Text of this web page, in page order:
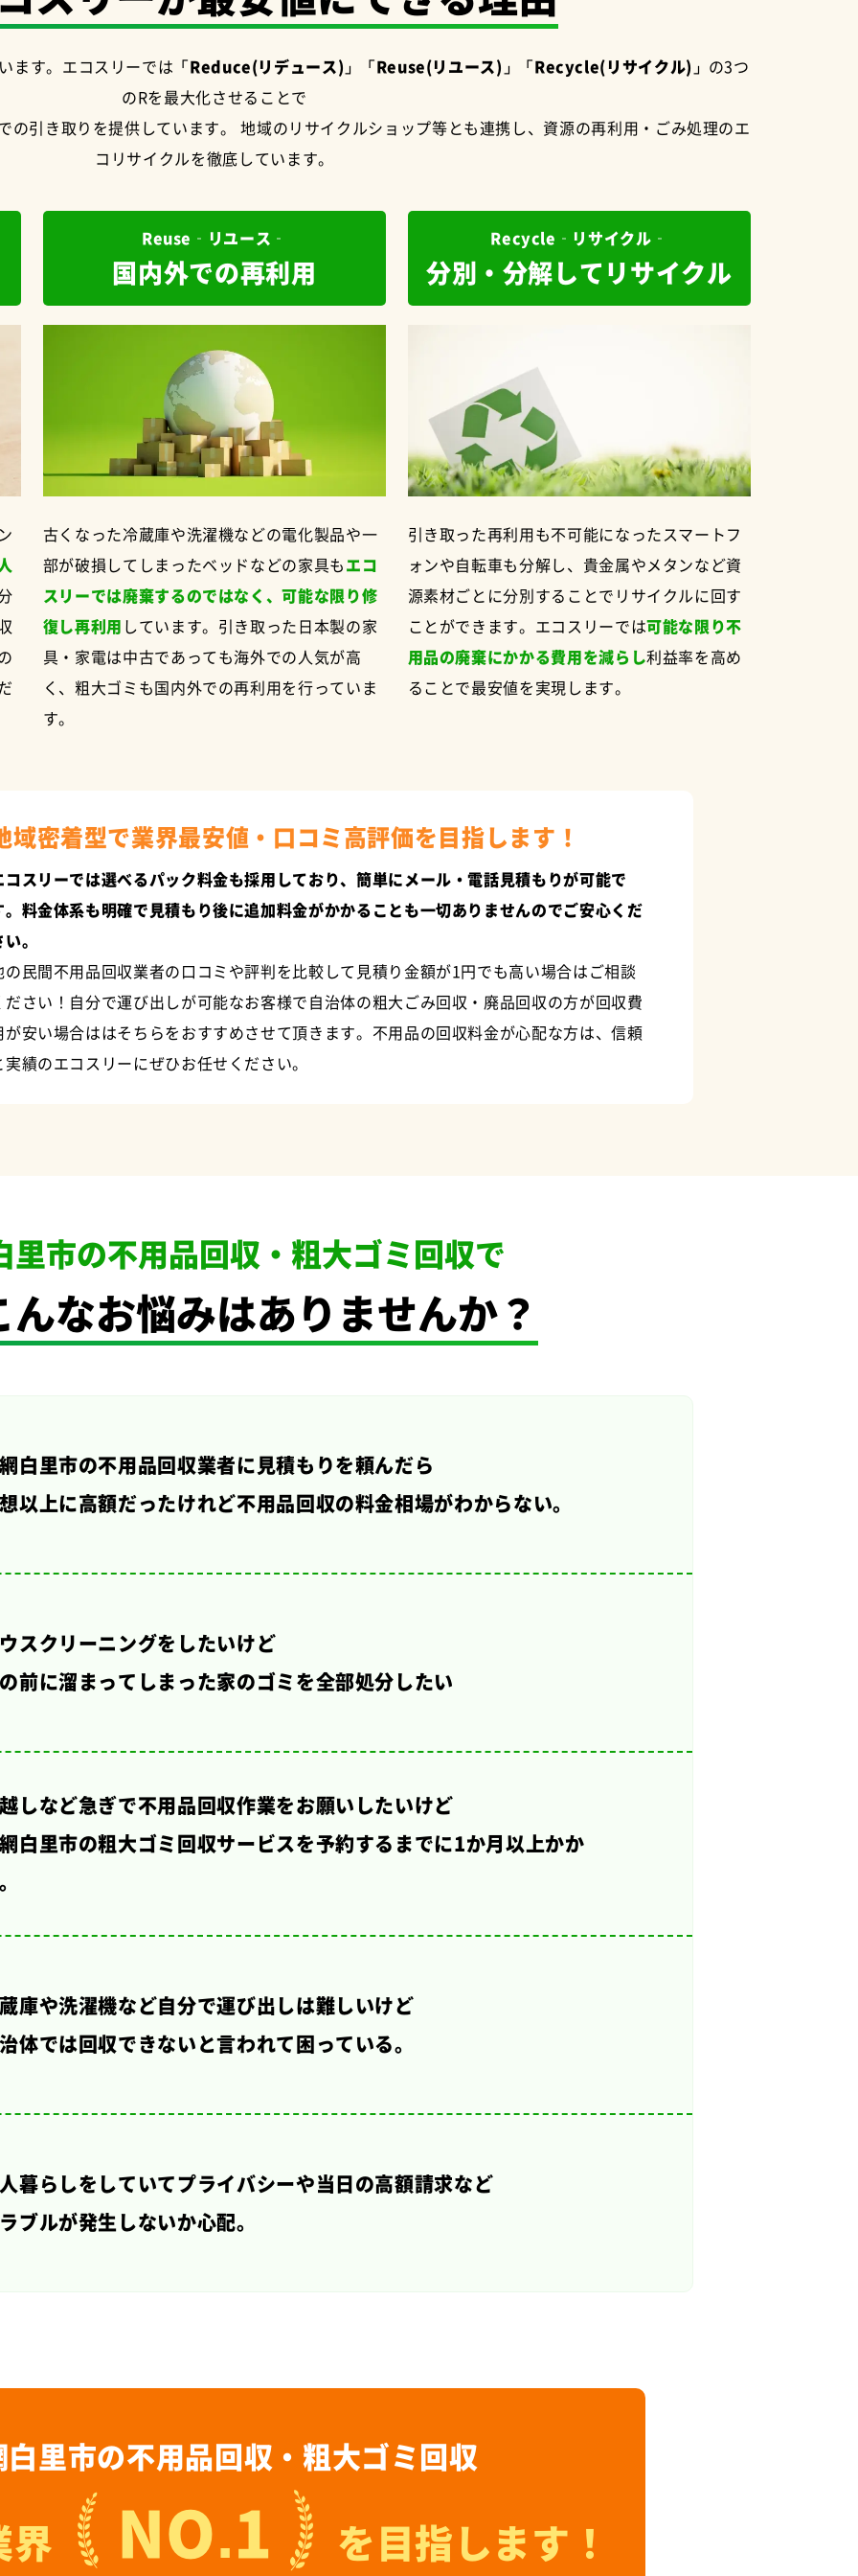
ます。エコスリーでは 「Reduce(リデュース)」「Reuse(リユース)」「Recycle(リサイクル)」 の3つ
のRを最大化させることで
の引き取りを提供しています。 地域のリサイクルショップ等とも連携し、資源の再利用・ごみ処理のエ
コリサイクルを徹底しています。
Reuse‐リユース‐
国内外での再利用
古くなった冷蔵庫や洗濯機などの電化製品や一
部が破損してしまったベッドなどの家具もエコ
スリーでは廃棄するのではなく、可能な限り修
復し再利用 しています。引き取った日本製の家
具・家電は中古であっても海外での人気が高
く、粗大ゴミも国内外での再利用を行っていま
す。
Recycle‐リサイクル‐
分別・分解してリサイクル
引き取った再利用も不可能になったスマートフ
ォンや自転車も分解し、貴金属やメタンなど資
源素材ごとに分別することでリサイクルに回す
ことができます。エコスリーでは可能な限り不
用品の廃棄にかかる費用を減らし利益率を高め
ることで最安値を実現します。
域密着型で業界最安値・口コミ高評価を目指します！
コスリーでは選べるパック料金も採用しており、簡単にメール・電話見積もりが可能で
。料金体系も明確で見積もり後に追加料金がかかることも一切ありませんのでご安心くだ
。
の民間不用品回収業者の口コミや評判を比較して見積り金額が1円でも高い場合はご相談
ださい！自分で運び出しが可能なお客様で自治体の粗大ごみ回収・廃品回収の方が回収費
が安い場合ははそちらをおすすめさせて頂きます。不用品の回収料金が心配な方は、信頼
実績のエコスリーにぜひお任せください。
里市の不用品回収・粗大ゴミ回収で
んなお悩みはありませんか？
白里市の不用品回収業者に見積もりを頼んだら
以上に高額だったけれど不用品回収の料金相場がわからない。
スクリーニングをしたいけど
前に溜まってしまった家のゴミを全部処分したい
しなど急ぎで不用品回収作業をお願いしたいけど
白里市の粗大ゴミ回収サービスを予約するまでに1か月以上かか
庫や洗濯機など自分で運び出しは難しいけど
体では回収できないと言われて困っている。
暮らしをしていてプライバシーや当日の高額請求など
ブルが発生しないか心配。
里市の不用品回収・粗大ゴミ回収
界 NO.1 を目指します！